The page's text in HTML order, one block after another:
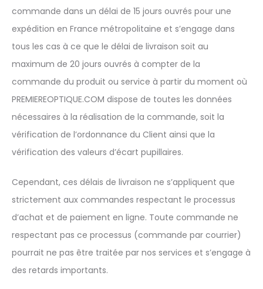
commande dans un délai de 15 jours ouvrés pour une
expédition en France métropolitaine et s’engage dans
tous les cas à ce que le délai de livraison soit au
maximum de 20 jours ouvrés à compter de la
commande du produit ou service à partir du moment où
PREMIEREOPTIQUE.COM dispose de toutes les données
nécessaires à la réalisation de la commande, soit la
vérification de l’ordonnance du Client ainsi que la
vérification des valeurs d’écart pupillaires.
Cependant, ces délais de livraison ne s’appliquent que
strictement aux commandes respectant le processus
d’achat et de paiement en ligne. Toute commande ne
respectant pas ce processus (commande par courrier)
pourrait ne pas être traitée par nos services et s’engage à
des retards importants.